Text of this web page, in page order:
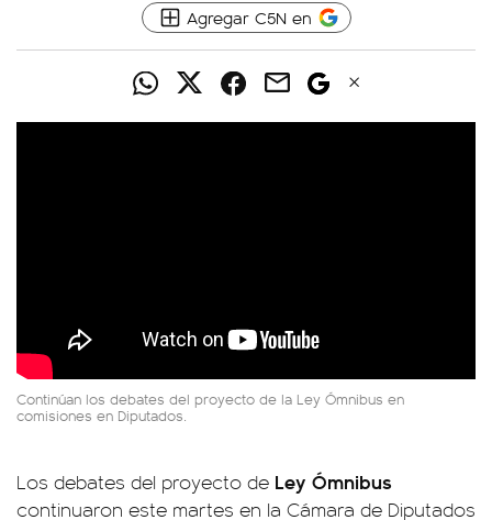
Agregar C5N en
Continúan los debates del proyecto de la Ley Ómnibus en
comisiones en Diputados.
Los debates del proyecto de Ley Ómnibus
continuaron este martes en la Cámara de Diputados